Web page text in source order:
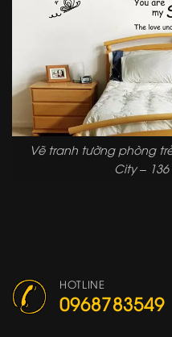
Vẽ tranh tường phòng
City –
HOTLINE
0968783549